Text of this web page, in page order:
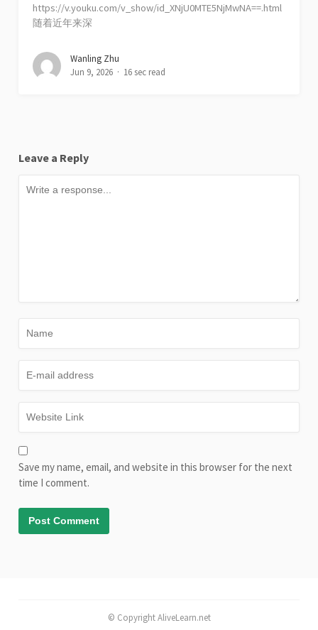
https://v.youku.com/v_show/id_XNjU0MTE5NjMwNA==.html
随着近年来深
Wanling Zhu
Jun 9, 2026
16 sec read
Leave a Reply
Save my name, email, and website in this browser for the next
time I comment.
© Copyright AliveLearn.net